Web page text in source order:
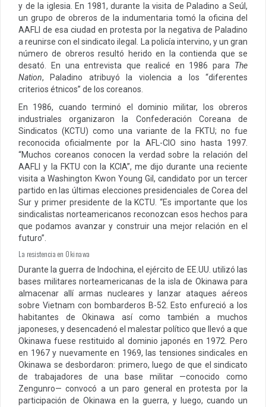
y de la iglesia. En 1981, durante la visita de Paladino a Seúl,
un grupo de obreros de la indumentaria tomó la oficina del
AAFLI de esa ciudad en protesta por la negativa de Paladino
a reunirse con el sindicato ilegal. La policía intervino, y un gran
número de obreros resultó herido en la contienda que se
desató. En una entrevista que realicé en 1986 para The
Nation,
Paladino atribuyó la violencia a los “diferentes
criterios étnicos” de los coreanos.
En 1986, cuando terminó el dominio militar, los obreros
industriales organizaron la Confederación Coreana de
Sindicatos (KCTU) como una variante de la FKTU; no fue
reconocida oficialmente por la AFL-CIO sino hasta 1997.
“Muchos coreanos conocen la verdad sobre la relación del
AAFLI y la FKTU con la KCIA”, me dijo durante una reciente
visita a Washington Kwon Young Gil, candidato por un tercer
partido en las últimas elecciones presidenciales de Corea del
Sur y primer presidente de la KCTU. “Es importante que los
sindicalistas norteamericanos reconozcan esos hechos para
que podamos avanzar y construir una mejor relación en el
futuro”.
La resistencia en Okinawa
Durante la guerra de Indochina, el ejército de EE.UU. utilizó las
bases militares norteamericanas de la isla de Okinawa para
almacenar allí armas nucleares y lanzar ataques aéreos
sobre Vietnam con bombarderos B-52. Esto enfureció a los
habitantes de Okinawa así como también a muchos
japoneses, y desencadenó el malestar político que llevó a que
Okinawa fuese restituido al dominio japonés en 1972. Pero
en 1967 y nuevamente en 1969, las tensiones sindicales en
Okinawa se desbordaron: primero, luego de que el sindicato
de trabajadores de una base militar —conocido como
Zengunro— convocó a un paro general en protesta por la
participación de Okinawa en la guerra, y luego, cuando un